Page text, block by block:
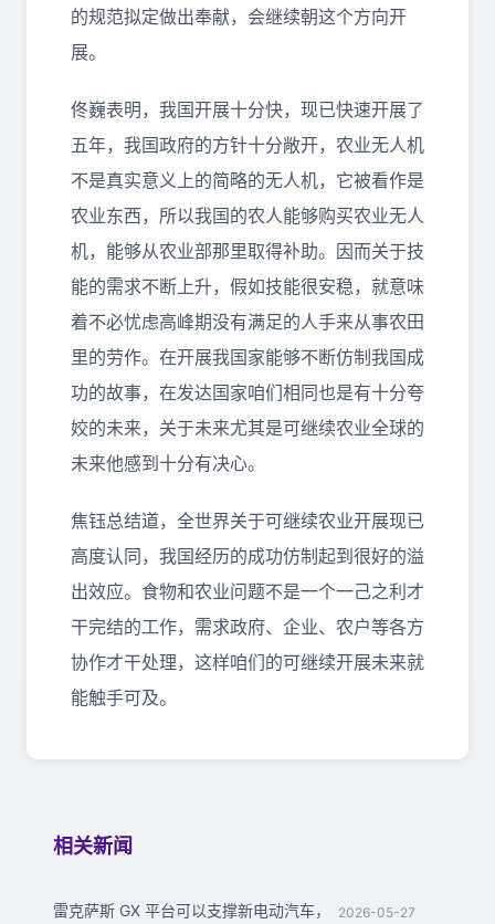
的规范拟定做出奉献，会继续朝这个方向开
展。
佟巍表明，我国开展十分快，现已快速开展了
五年，我国政府的方针十分敞开，农业无人机
不是真实意义上的简略的无人机，它被看作是
农业东西，所以我国的农人能够购买农业无人
机，能够从农业部那里取得补助。因而关于技
能的需求不断上升，假如技能很安稳，就意味
着不必忧虑高峰期没有满足的人手来从事农田
里的劳作。在开展我国家能够不断仿制我国成
功的故事，在发达国家咱们相同也是有十分夸
姣的未来，关于未来尤其是可继续农业全球的
未来他感到十分有决心。
焦钰总结道，全世界关于可继续农业开展现已
高度认同，我国经历的成功仿制起到很好的溢
出效应。食物和农业问题不是一个一己之利才
干完结的工作，需求政府、企业、农户等各方
协作才干处理，这样咱们的可继续开展未来就
能触手可及。
相关新闻
雷克萨斯 GX 平台可以支撑新电动汽车，
2026-05-27